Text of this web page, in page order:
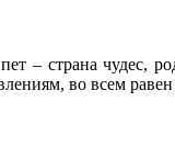
– страна чудес,
во всем